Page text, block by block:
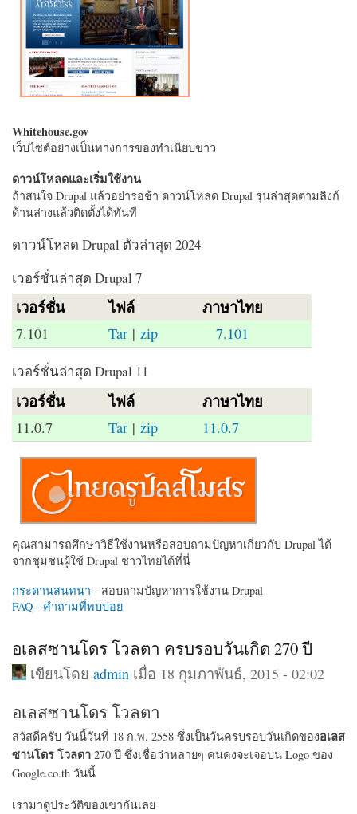
Whitehouse.gov
เว็บไซต์อย่างเป็นทางการของทำเนียบขาว
ดาวน์โหลดและเริ่มใช้งาน
ถ้าสนใจ Drupal แล้วอย่ารอช้า ดาวน์โหลด Drupal รุ่นล่าสุดตามลิงก์
ด้านล่างแล้วติดตั้งได้ทันที
ดาวน์โหลด Drupal ตัวล่าสุด 2024
เวอร์ชั่นล่าสุด Drupal 7
เวอร์ชั่น ไฟล์ ภาษาไทย
7.101 Tar |zip 7.101
เวอร์ชั่นล่าสุด Drupal 11
เวอร์ชั่น ไฟล์ ภาษาไทย
11.0.7 Tar | zip 11.0.7
คุณสามารถศึกษาวิธีใช้งานหรือสอบถามปัญหาเกี่ยวกับ Drupal ได้
จากชุมชนผู้ใช้ Drupal ชาวไทยได้ที่นี่
กระดานสนทนา - สอบถามปัญหาการใช้งาน Drupal
FAQ - คำถามที่พบบ่อย
อเลสซานโดร โวลตา ครบรอบวันเกิด 270 ปี
เขียนโดยadmin เมื่อ 18 กุมภาพันธ์, 2015 - 02:02
อเลสซานโดร โวลตา
สวัสดีครับ วันนี้วันที่ 18 ก.พ. 2558 ซึ่งเป็นวันครบรอบวันเกิดของอเลส
ซานโดร โวลตา 270 ปี ซึ่งเชื่อว่าหลายๆ คนคงจะเจอบน Logo ของ
Google.co.th วันนี้
เรามาดูประวัติของเขากันเลย